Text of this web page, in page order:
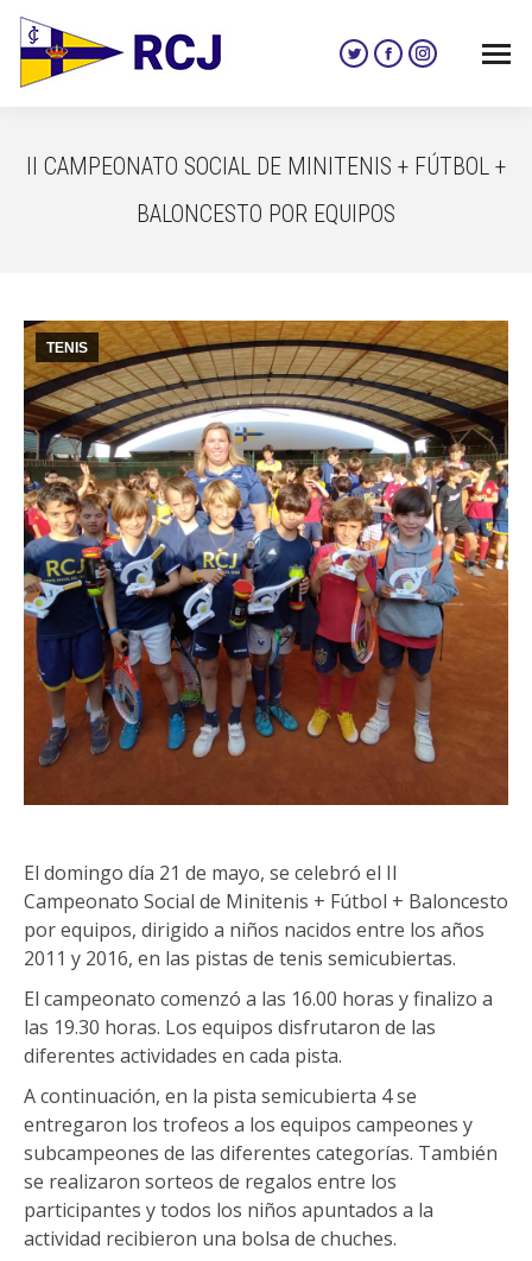
Twitter
in
new
window
Facebook
in
new
window
Instagram
in
new
II CAMPEONATO SOCIAL DE MINITENIS + FÚTBOL +
BALONCESTO POR EQUIPOS
TENIS
El domingo día 21 de mayo, se celebró el II
Campeonato Social de Minitenis + Fútbol + Baloncesto
por equipos, dirigido a niños nacidos entre los años
2011 y 2016, en las pistas de tenis semicubiertas.
El campeonato comenzó a las 16.00 horas y finalizo a
las 19.30 horas. Los equipos disfrutaron de las
diferentes actividades en cada pista.
A continuación, en la pista semicubierta 4 se
entregaron los trofeos a los equipos campeones y
subcampeones de las diferentes categorías. También
se realizaron sorteos de regalos entre los
participantes y todos los niños apuntados a la
actividad recibieron una bolsa de chuches.